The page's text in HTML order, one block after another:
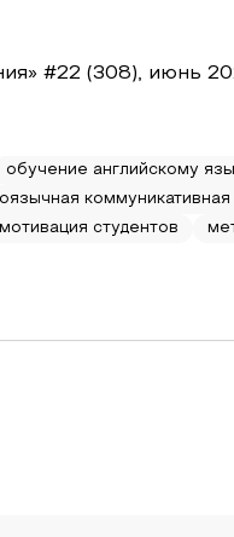
#22 (308), июнь
обучение английскому
мотивация студентов